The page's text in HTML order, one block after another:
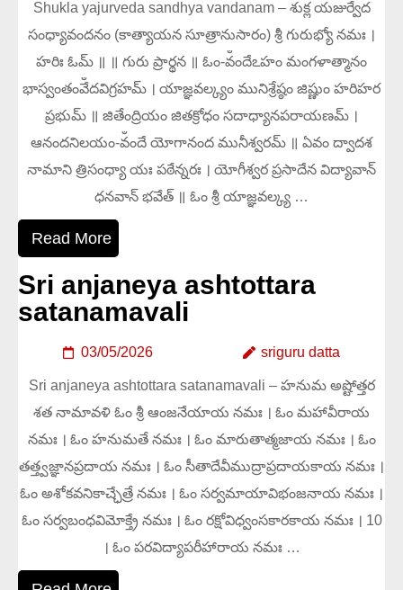
Shukla yajurveda sandhya vandanam – శుక్ల యజుర్వేద
సంధ్యావందనం (కాత్యాయన సూత్రానుసారం) శ్రీ గురుభ్యో నమః ।
హరిః ఓమ్ ॥ ॥ గురు ప్రార్థన ॥ ఓం-వంఀదేఽహం మంగళాత్మానం
భాస్వంతం​వేఀదవిగ్రహమ్ । యాజ్ఞవల్క్యం మునిశ్రేష్ఠం జిష్ణుం హరిహర
ప్రభుమ్ ॥ జితేంద్రియం జితక్రోధం సదాధ్యానపరాయణమ్ ।
ఆనందనిలయం-వంఀదే యోగానంద మునీశ్వరమ్ ॥ ఏవం ద్వాదశ
నామాని త్రిసంధ్యా యః పఠేన్నరః । యోగీశ్వర ప్రసాదేన విద్యావాన్
ధనవాన్ భవేత్ ॥ ఓం శ్రీ యాజ్ఞవల్క్య …
Read More
Sri anjaneya ashtottara
satanamavali
03/05/2026 sriguru datta
Sri anjaneya ashtottara satanamavali – హనుమ అష్టోత్తర
శత నామావళి ఓం శ్రీ ఆంజనేయాయ నమః । ఓం మహావీరాయ
నమః । ఓం హనుమతే నమః । ఓం మారుతాత్మజాయ నమః । ఓం
తత్త్వజ్ఞానప్రదాయ నమః । ఓం సీతాదేవీముద్రాప్రదాయకాయ నమః ।
ఓం అశోకవనికాచ్ఛేత్రే నమః । ఓం సర్వమాయావిభంజనాయ నమః ।
ఓం సర్వబంధవిమోక్త్రే నమః । ఓం రక్షోవిధ్వంసకారకాయ నమః । 10
। ఓం పరవిద్యాపరీహారాయ నమః …